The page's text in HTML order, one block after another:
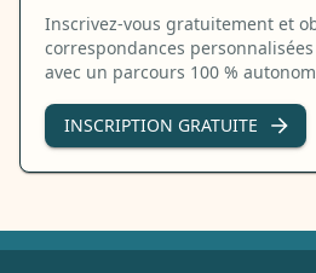
Inscrivez-vous gratuitement et
correspondances
avec un parcours 100 %
INSCRIPTION GRATUITE